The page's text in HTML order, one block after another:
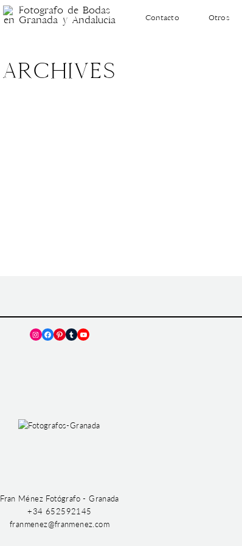
Contacto Otros
ARCHIVES
Instagram
Facebook
Pinterest
TumblrYouTube
Fran Ménez Fotógrafo - Granada
+34 652592145
franmenez@franmenez.com